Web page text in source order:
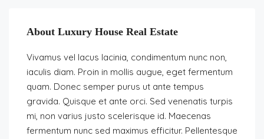
About Luxury House Real Estate
Vivamus vel lacus lacinia, condimentum nunc non,
iaculis diam. Proin in mollis augue, eget fermentum
quam. Donec semper purus ut ante tempus
gravida. Quisque et ante orci. Sed venenatis turpis
mi, non varius justo scelerisque id. Maecenas
fermentum nunc sed maximus efficitur. Pellentesque